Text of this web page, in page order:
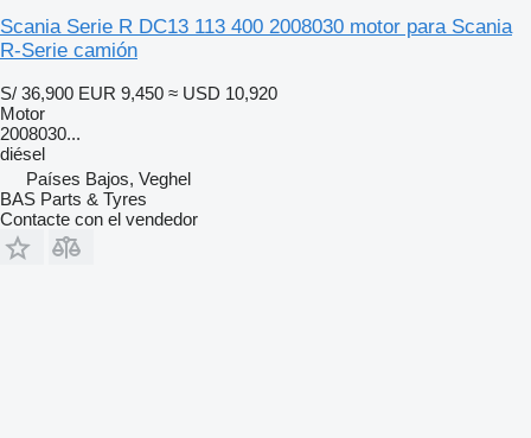
Scania Serie R DC13 113 400 2008030 motor para Scania
R-Serie camión
S/ 36,900 EUR 9,450 ≈ USD 10,920
Motor
2008030...
diésel
Países Bajos, Veghel
BAS Parts & Tyres
Contacte con el vendedor